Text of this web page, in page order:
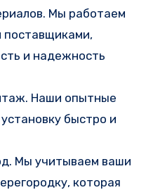
Мы работаем
поставщиками,
и надежность
Наши опытные
быстро и
Мы учитываем ваши
которая